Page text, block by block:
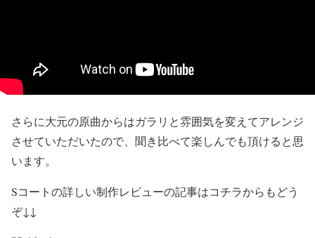
さらに大元の原曲からはガラリと雰囲気を変えてアレンジ
させていただいたので、聞き比べて楽しんでも頂けると思
います。
Sコートの詳しい制作レビューの記事はコチラからもどう
ぞ↓↓